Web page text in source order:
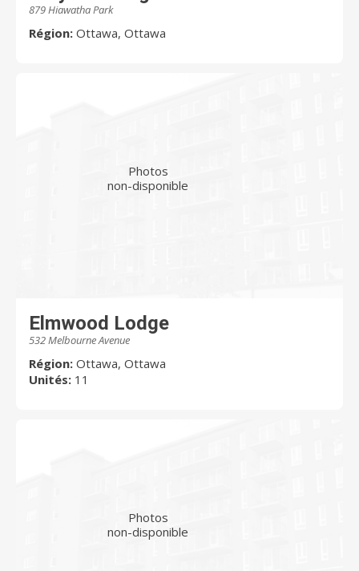
879 Hiawatha Park
Région: Ottawa, Ottawa
Photos
non-disponible
Elmwood Lodge
532 Melbourne Avenue
Région: Ottawa, Ottawa
Unités: 11
Photos
non-disponible